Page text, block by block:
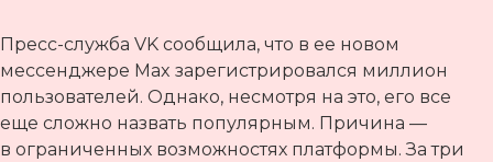
Пресс-служба VK сообщила, что в ее новом
мессенджере Max зарегистрировался миллион
пользователей. Однако, несмотря на это, его все
еще сложно назвать популярным. Причина —
в ограниченных возможностях платформы. За три